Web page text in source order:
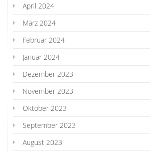
April 2024
März 2024
Februar 2024
Januar 2024
Dezember 2023
November 2023
Oktober 2023
September 2023
August 2023